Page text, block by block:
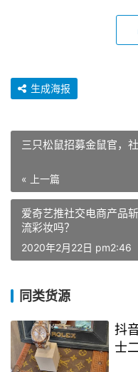
生成海报
三只松鼠招募金鼠官，
« 上一篇
爱奇艺推社交电商产品
流彩妆吗？
2020年2月22日 pm2:46
同类货源
抖
士